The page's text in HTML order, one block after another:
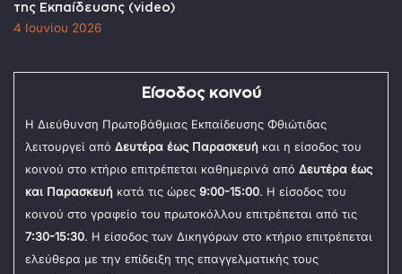
της Εκπαίδευσης (video)
4 Ιουνίου 2026
Είσοδος κοινού
Η Διεύθυνση Πρωτοβάθμιας Εκπαίδευσης Φθιώτιδας
λειτουργεί από Δευτέρα έως Παρασκευή και η είσοδος του
κοινού στο κτήριο επιτρέπεται καθημερινά από Δευτέρα έως
και Παρασκευή κατά τις ώρες 9:00-15:00. Η είσοδος του
κοινού στο γραφείο του πρωτοκόλλου επιτρέπεται από τις
7:30-15:30. Η είσοδος των Δικηγόρων στο κτήριο επιτρέπεται
ελεύθερα με την επίδειξη της επαγγελματικής τους